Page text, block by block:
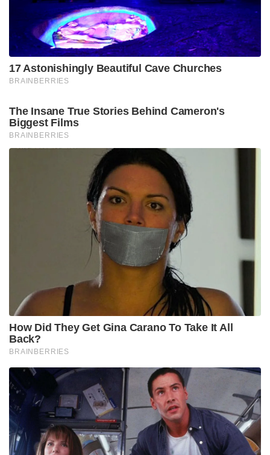
17 Astonishingly Beautiful Cave Churches
BRAINBERRIES
The Insane True Stories Behind Cameron's
Biggest Films
BRAINBERRIES
How Did They Get Gina Carano To Take It All
Back?
BRAINBERRIES